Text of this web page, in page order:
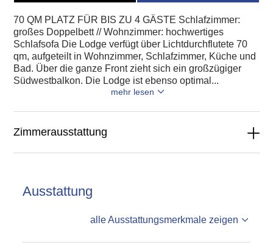
70 QM PLATZ FÜR BIS ZU 4 GÄSTE Schlafzimmer:
großes Doppelbett // Wohnzimmer: hochwertiges
Schlafsofa Die Lodge verfügt über Lichtdurchflutete 70
qm, aufgeteilt in Wohnzimmer, Schlafzimmer, Küche und
Bad. Über die ganze Front zieht sich ein großzügiger
Südwestbalkon. Die Lodge ist ebenso optimal...
mehr lesen
Zimmerausstattung
Ausstattung
alle Ausstattungsmerkmale zeigen